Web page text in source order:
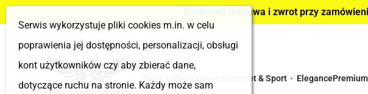
Darmowa dostawa i zwrot przy
Street & Sport ElegancePremium
Serwis wykorzystuje pliki cookies m.in. w celu
poprawienia jej dostępności, personalizacji, obsługi
kont użytkowników czy aby zbierać dane,
dotyczące ruchu na stronie. Każdy może sam